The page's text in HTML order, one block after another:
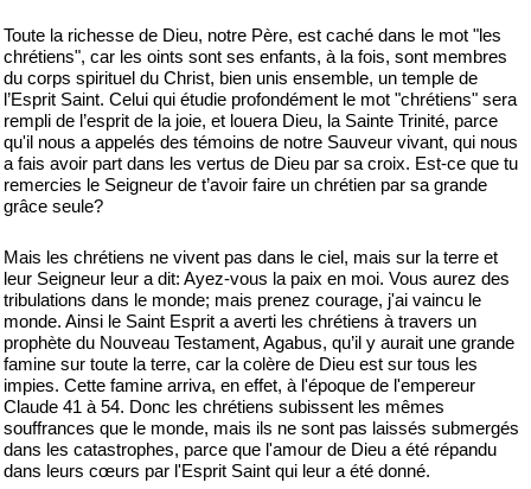
Toute la richesse de Dieu, notre Père, est caché dans le mot "les
chrétiens", car les oints sont ses enfants, à la fois, sont membres
du corps spirituel du Christ, bien unis ensemble, un temple de
l’Esprit Saint. Celui qui étudie profondément le mot "chrétiens" sera
rempli de l’esprit de la joie, et louera Dieu, la Sainte Trinité, parce
qu'il nous a appelés des témoins de notre Sauveur vivant, qui nous
a fais avoir part dans les vertus de Dieu par sa croix. Est-ce que tu
remercies le Seigneur de t’avoir faire un chrétien par sa grande
grâce seule?
Mais les chrétiens ne vivent pas dans le ciel, mais sur la terre et
leur Seigneur leur a dit: Ayez-vous la paix en moi. Vous aurez des
tribulations dans le monde; mais prenez courage, j'ai vaincu le
monde. Ainsi le Saint Esprit a averti les chrétiens à travers un
prophète du Nouveau Testament, Agabus, qu’il y aurait une grande
famine sur toute la terre, car la colère de Dieu est sur tous les
impies. Cette famine arriva, en effet, à l'époque de l'empereur
Claude 41 à 54. Donc les chrétiens subissent les mêmes
souffrances que le monde, mais ils ne sont pas laissés submergés
dans les catastrophes, parce que l'amour de Dieu a été répandu
dans leurs cœurs par l'Esprit Saint qui leur a été donné.